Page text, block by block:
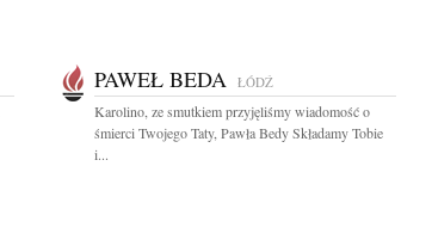
PAWEŁ BEDA ŁÓDŹ
Karolino, ze smutkiem przyjęliśmy wiadomość o
śmierci Twojego Taty, Pawła Bedy Składamy Tobie
i...